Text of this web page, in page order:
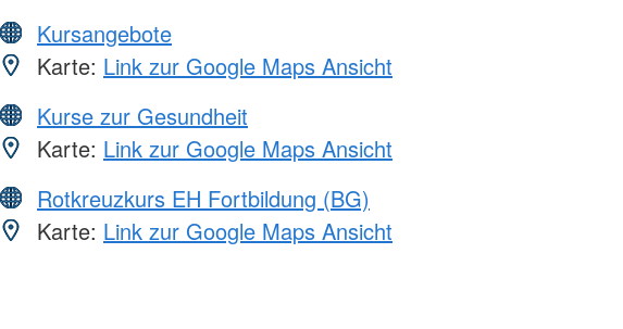
Kursangebote
Karte: Link zur Google Maps Ansicht
Kurse zur Gesundheit
Karte: Link zur Google Maps Ansicht
Rotkreuzkurs EH Fortbildung (BG)
Karte: Link zur Google Maps Ansicht